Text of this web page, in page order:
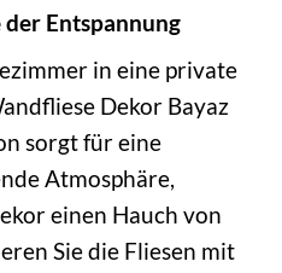
der Entspannung
in eine private
Dekor Bayaz
sorgt für eine
Atmosphäre,
einen Hauch von
Sie die Fliesen mit